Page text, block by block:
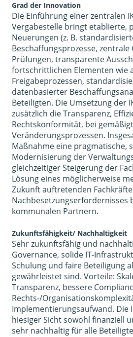
Grad der Innovation
Die Einführung einer zentralen
Vergabestelle bringt etablierte,
Neuerungen (z. B.
Beschaffungsprozesse, zentrale
Prüfungen, transparente
fortschrittlichen Elementen wie
Freigabeprozessen,
datenbasierter
Beteiligten. Die Umsetzung der
zusätzlich die Transparenz,
Rechtskonformität, bei
Veränderungsprozessen.
Maßnahme eine pragmatische,
Modernisierung der
gleichzeitiger Steigerung der
Lösung eines möglicherweise
Zukunft auftretenden
Nachbesetzungserfordernisses
kommunalen Partnern.
Zukunftsfähigkeit/ Nachhaltigkeit
Sehr zukunftsfähig und
Governance, solide IT-
Schulung und faire Beteiligung
gewährleistet sind. Vorteile:
Transparenz, bessere
Rechts-/
Implementierungsaufwand. Die
hiesiger Sicht sowohl finanziell
sehr nachhaltig für alle